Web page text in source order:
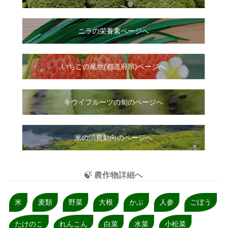
ニラの栄養素ページへ
いちごの産地(都道府県)ページへ
キウイフルーツの旬のページへ
米の消費動向のページへ
🍃 農作物詳細へ
米 麦類 野菜 大根 かぶ 人参 ごぼう
たけのこ れんこん 白菜 水菜 小松菜